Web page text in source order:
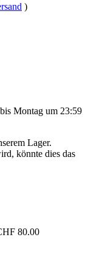
)
Montag um 23:59
Lager.
könnte dies das
80.00